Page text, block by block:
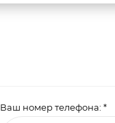
Ваш номер телефона: *